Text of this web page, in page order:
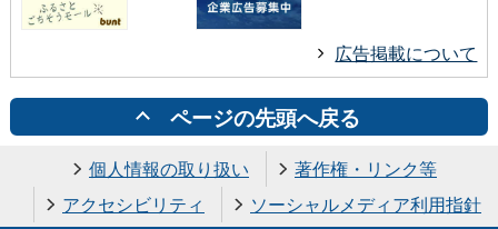
広告掲載について
ページの先頭へ戻る
個人情報の取り扱い
著作権・リンク等
アクセシビリティ
ソーシャルメディア利用指針